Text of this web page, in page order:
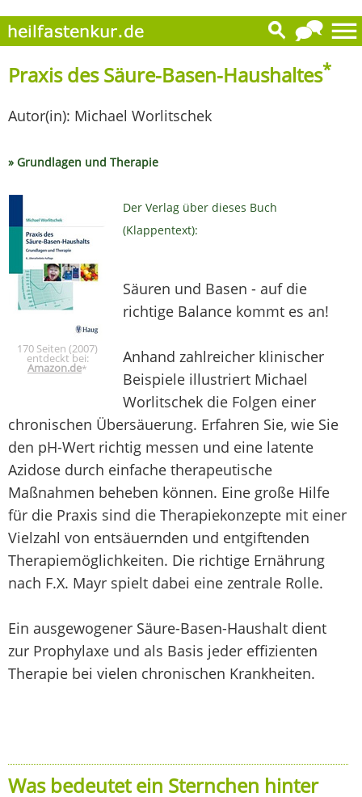
Praxis des Säure-Basen-Haushaltes*
Autor(in): Michael Worlitschek
» Grundlagen und Therapie
170 Seiten (2007)
entdeckt bei:
Amazon.de*
Der Verlag über dieses Buch
(Klappentext):
Säuren und Basen - auf die
richtige Balance kommt es an!
Anhand zahlreicher klinischer
Beispiele illustriert Michael
Worlitschek die Folgen einer
chronischen Übersäuerung. Erfahren Sie, wie Sie
den pH-Wert richtig messen und eine latente
Azidose durch einfache therapeutische
Maßnahmen beheben können. Eine große Hilfe
für die Praxis sind die Therapiekonzepte mit einer
Vielzahl von entsäuernden und entgiftenden
Therapiemöglichkeiten. Die richtige Ernährung
nach F.X. Mayr spielt dabei eine zentrale Rolle.
Ein ausgewogener Säure-Basen-Haushalt dient
zur Prophylaxe und als Basis jeder effizienten
Therapie bei vielen chronischen Krankheiten.
Was bedeutet ein Sternchen hinter